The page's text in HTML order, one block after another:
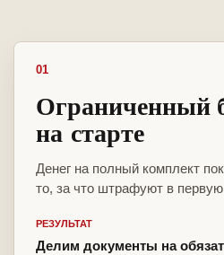
01
Ограниченный
на старте
Денег на полный комплект
то, за что штрафуют в
РЕЗУЛЬТАТ
Делим документы на